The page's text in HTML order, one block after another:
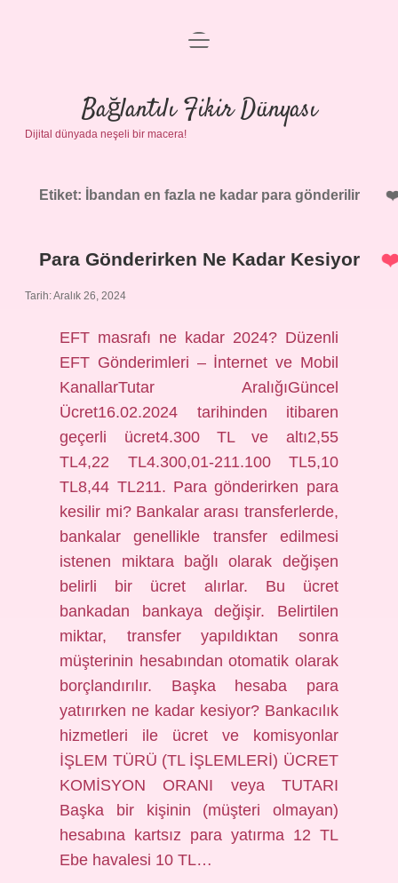
Anasayfa
Gizlilik Politikası
Yasal Uyarı
menüyü
Bağlantılı Fikir Dünyası
Dijital dünyada neşeli bir macera!
Etiket: İbandan en fazla ne kadar para gönderilir
Para Gönderirken Ne Kadar Kesiyor
Tarih: Aralık 26, 2024
EFT masrafı ne kadar 2024? Düzenli
EFT Gönderimleri – İnternet ve Mobil
KanallarTutar AralığıGüncel
Ücret16.02.2024 tarihinden itibaren
geçerli ücret4.300 TL ve altı2,55
TL4,22 TL4.300,01-211.100 TL5,10
TL8,44 TL211. Para gönderirken para
kesilir mi? Bankalar arası transferlerde,
bankalar genellikle transfer edilmesi
istenen miktara bağlı olarak değişen
belirli bir ücret alırlar. Bu ücret
bankadan bankaya değişir. Belirtilen
miktar, transfer yapıldıktan sonra
müşterinin hesabından otomatik olarak
borçlandırılır. Başka hesaba para
yatırırken ne kadar kesiyor? Bankacılık
hizmetleri ile ücret ve komisyonlar
İŞLEM TÜRÜ (TL İŞLEMLERİ) ÜCRET
KOMİSYON ORANI veya TUTARI
Başka bir kişinin (müşteri olmayan)
hesabına kartsız para yatırma 12 TL
Ebe havalesi 10 TL…